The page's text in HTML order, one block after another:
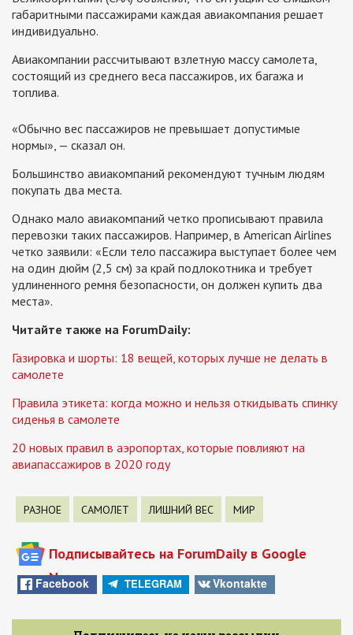
габаритными пассажирами каждая авиакомпания решает
индивидуально.
Авиакомпании рассчитывают взлетную массу самолета,
состоящий из среднего веса пассажиров, их багажа и
топлива.
«Обычно вес пассажиров не превышает допустимые
нормы», — сказал он.
Большинство авиакомпаний рекомендуют тучным людям
покупать два места.
Однако мало авиакомпаний четко прописывают правила
перевозки таких пассажиров. Например, в American Airlines
четко заявили: «Если тело пассажира выступает более чем
на один дюйм (2,5 см) за край подлокотника и требует
удлиненного ремня безопасности, он должен купить два
места».
Читайте также на ForumDaily:
Газировка и шорты: 18 вещей, которых лучше не делать в
самолете
Правила этикета: когда можно и нельзя откидывать спинку
сиденья в самолете
20 новых правил в аэропортах, которые повлияют на
авиапассажиров в 2020 году
РАЗНОЕ САМОЛЕТ ЛИШНИЙ ВЕС МИР
Подписывайтесь на ForumDaily в Google
News
Facebook TELEGRAM Vkontakte